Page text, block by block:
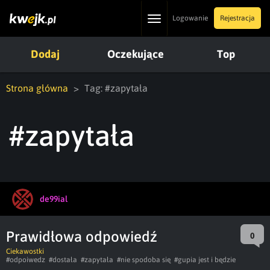
ToggleLogowanie Rejestracja
Dodaj Oczekujące Top
Strona główna Tag: #zapytała
#zapytała
de99ial
Prawidłowa odpowiedź 0
Ciekawostki
#odpoiwedz #dostała #zapytała #nie spodoba się #gupia jest i będzie